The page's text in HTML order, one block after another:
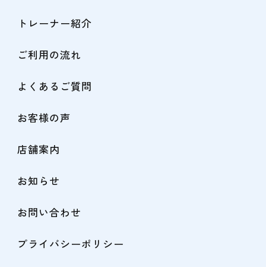
トレーナー紹介
ご利用の流れ
よくあるご質問
お客様の声
店舗案内
お知らせ
お問い合わせ
プライバシーポリシー